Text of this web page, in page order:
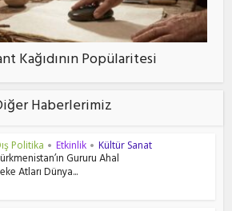
Kağıdının Popülaritesi
Haberlerimiz
Politika • Etkinlik • Kültür Sanat
Gururu Ahal
Atları Dünya...